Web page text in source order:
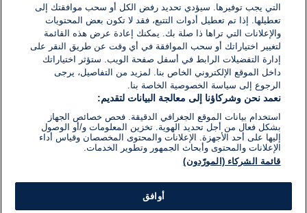
التي يجب توفيرها. سيؤدي تحديد رفض الكل أو سحب موافقتك إلى
تعطيلها. إذا تم تعطيل أدوات التتبع، فقد لا تكون بعض المحتويات
والإعلانات التي تراها ذا صلة بك. يمكنك إعادة عرض هذه القائمة
لتغيير اختياراتك أو سحب الموافقة في أي وقت عن طريق النقر على
إدارة التفضيلات الرابط في أسفل صفحة الويب. ستؤثر اختياراتك
داخل الموقع الإلكتروني الخاص بنا. لمزيد من التفاصيل، يرجى
الرجوع إلى سياسة الخصوصية الخاصة بنا.
نعمد نحن وشركاؤنا إلى معالجة البيانات لتقديم:
استخدام بيانات الموقع الجغرافي الدقيقة. فحص خصائص الجهاز
بشكل فعال من أجل تحديد الهوية. تخزين المعلومات و/أو الوصول
إليها على أحد الأجهزة. الإعلانات والمحتوى المخصصان وقياس أداء
الإعلانات والمحتوى وأبحاث الجمهور وتطوير الخدمات.
قائمة الشركاء (المورّدون)
أوافق